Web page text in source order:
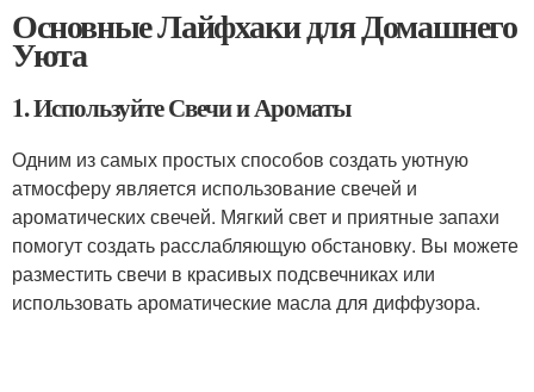
Основные Лайфхаки для Домашнего
Уюта
1. Используйте Свечи и Ароматы
Одним из самых простых способов создать уютную
атмосферу является использование свечей и
ароматических свечей. Мягкий свет и приятные запахи
помогут создать расслабляющую обстановку. Вы можете
разместить свечи в красивых подсвечниках или
использовать ароматические масла для диффузора.